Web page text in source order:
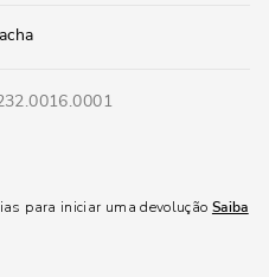
para iniciar uma devolução Saiba